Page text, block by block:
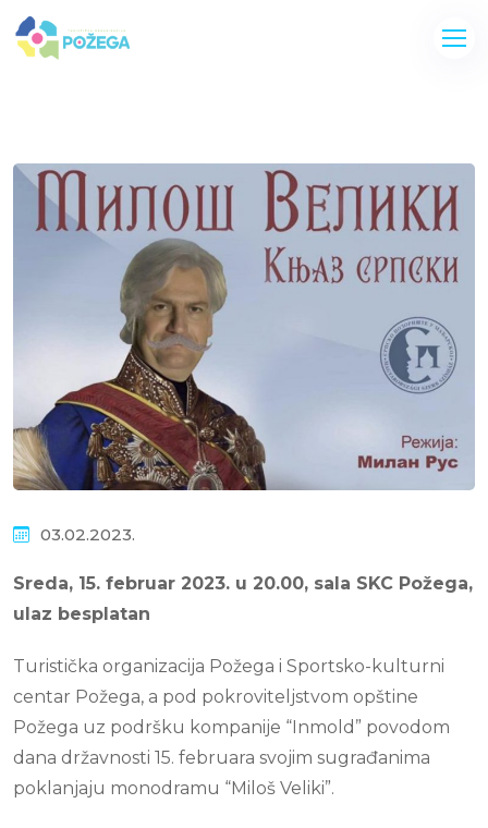
03.02.2023.
Sreda, 15. februar 2023. u 20.00, sala SKC Požega,
ulaz besplatan
Turistička organizacija Požega i Sportsko-kulturni
centar Požega, a pod pokroviteljstvom opštine
Požega uz podršku kompanije “Inmold” povodom
dana državnosti 15. februara svojim sugrađanima
poklanjaju monodramu “Miloš Veliki”.